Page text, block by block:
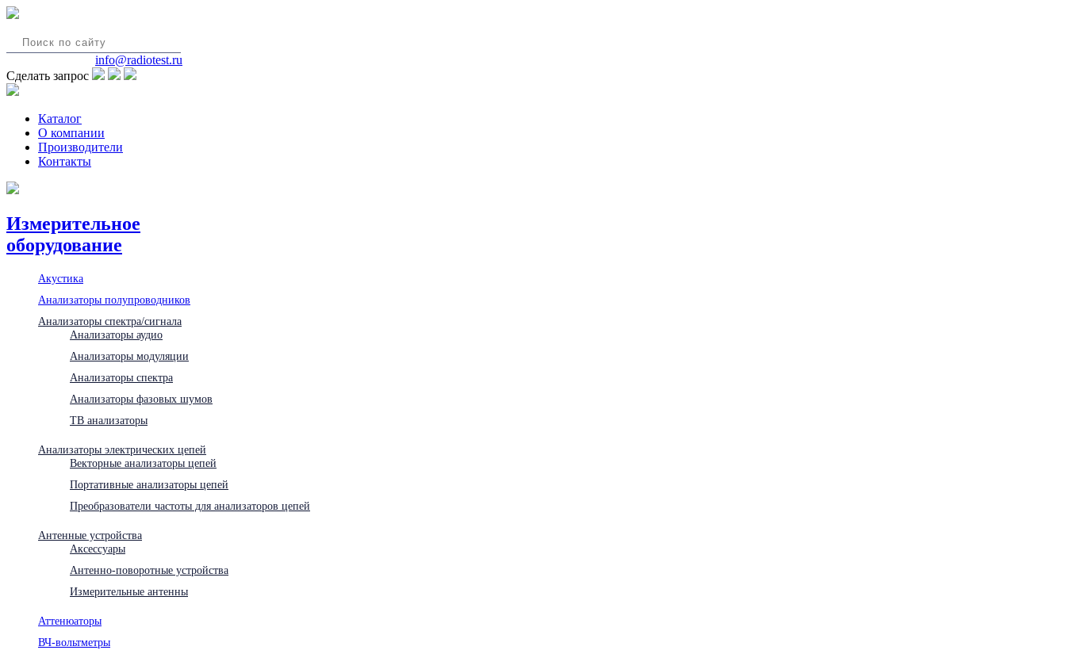
info@radiotest.ru
Сделать запрос
Каталог
О компании
Производители
Контакты
Измерительное
оборудование
Акустика
Анализаторы полупроводников
Анализаторы спектра/сигнала
Анализаторы аудио
Анализаторы модуляции
Анализаторы спектра
Анализаторы фазовых шумов
ТВ анализаторы
Анализаторы электрических цепей
Векторные анализаторы цепей
Портативные анализаторы цепей
Преобразователи частоты для анализаторов цепей
Антенные устройства
Аксессуары
Антенно-поворотные устройства
Измерительные антенны
Аттенюаторы
ВЧ-вольтметры